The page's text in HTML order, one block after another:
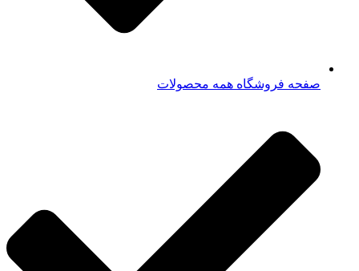
صفحه فروشگاه همه محصولات​